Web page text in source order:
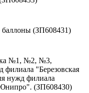
(ЗП608431)
№1, №2, №3,
"Березовская
филиала
(ЗП608430)